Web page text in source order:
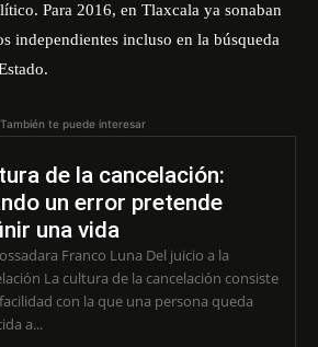
Para 2016, en Tlaxcala ya sonaban
independientes incluso en la búsqueda
También te puede interesar
de la cancelación:
un error pretende
una vida
Franco Luna Del juicio a la
La cultura de la cancelación consiste
con la que una persona queda
a...